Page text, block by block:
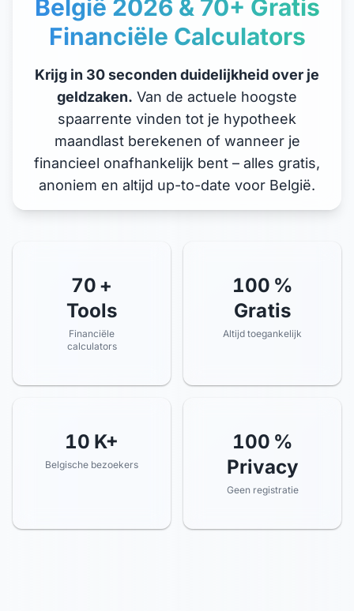
België 2026 & 70+ Gratis
Financiële Calculators
Krijg in 30 seconden duidelijkheid over je
geldzaken. Van de actuele hoogste
spaarrente vinden tot je hypotheek
maandlast berekenen of wanneer je
financieel onafhankelijk bent – alles gratis,
anoniem en altijd up-to-date voor België.
70 +
Tools
Financiële
calculators
100 %
Gratis
Altijd toegankelijk
10 K+
Belgische bezoekers
100 %
Privacy
Geen registratie